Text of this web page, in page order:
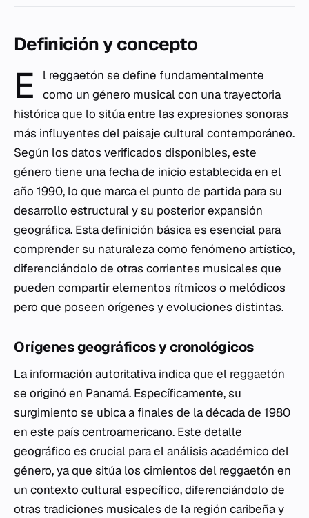
Definición y concepto
E
l reggaetón se define fundamentalmente
como un género musical con una trayectoria
histórica que lo sitúa entre las expresiones sonoras
más influyentes del paisaje cultural contemporáneo.
Según los datos verificados disponibles, este
género tiene una fecha de inicio establecida en el
año 1990, lo que marca el punto de partida para su
desarrollo estructural y su posterior expansión
geográfica. Esta definición básica es esencial para
comprender su naturaleza como fenómeno artístico,
diferenciándolo de otras corrientes musicales que
pueden compartir elementos rítmicos o melódicos
pero que poseen orígenes y evoluciones distintas.
Orígenes geográficos y cronológicos
La información autoritativa indica que el reggaetón
se originó en Panamá. Específicamente, su
surgimiento se ubica a finales de la década de 1980
en este país centroamericano. Este detalle
geográfico es crucial para el análisis académico del
género, ya que sitúa los cimientos del reggaetón en
un contexto cultural específico, diferenciándolo de
otras tradiciones musicales de la región caribeña y